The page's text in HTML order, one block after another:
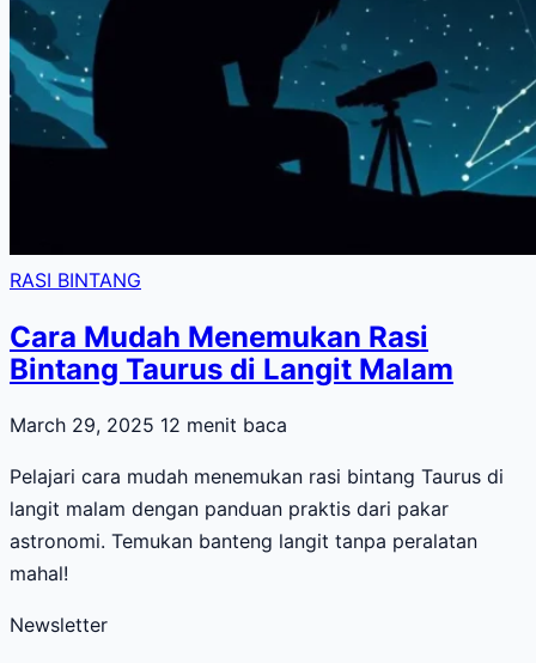
RASI BINTANG
Cara Mudah Menemukan Rasi
Bintang Taurus di Langit Malam
March 29, 2025 12 menit baca
Pelajari cara mudah menemukan rasi bintang Taurus di
langit malam dengan panduan praktis dari pakar
astronomi. Temukan banteng langit tanpa peralatan
mahal!
Newsletter